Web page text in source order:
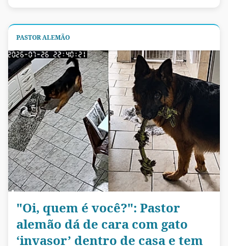
PASTOR ALEMÃO
"Oi, quem é você?": Pastor
alemão dá de cara com gato
‘invasor’ dentro de casa e tem